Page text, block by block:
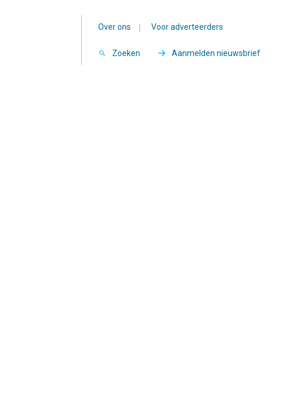
Over ons | Voor adverteerders
Zoeken Aanmelden nieuwsbrief